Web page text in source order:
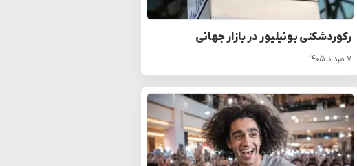
رکوردشکنی یونیلیور در بازار جهانی
۷ مرداد ۱۴۰۵